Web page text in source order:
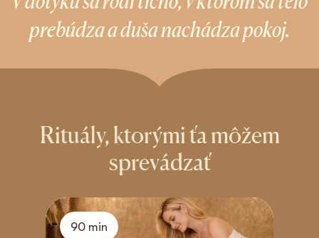
prebúdza a duša nachádza pokoj.
Rituály, ktorými ťa môžem
sprevádzať
90 min